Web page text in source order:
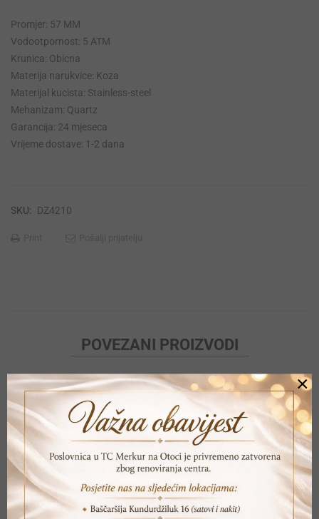
Promjer: 57 MM
Vodootpornost: 5 ATM
Krunica: Obicna
Materija narukvice: Koza
Materijal kucista: Stainless-steel
Mehanizam: Quartz
Garancija: 24 mjeseca
Vrijeme dostave: 1-2 dana
SKU: DZ4210
POVEZANI PROIZVODI
×